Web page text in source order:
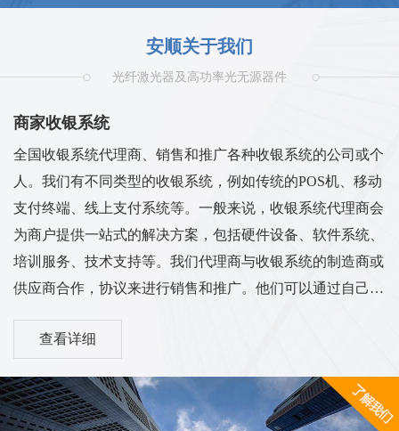
安顺关于我们
光纤激光器及高功率光无源器件
商家收银系统
全国收银系统代理商、销售和推广各种收银系统的公司或个
人。我们有不同类型的收银系统，例如传统的POS机、移动
支付终端、线上支付系统等。一般来说，收银系统代理商会
为商户提供一站式的解决方案，包括硬件设备、软件系统、
培训服务、技术支持等。我们代理商与收银系统的制造商或
供应商合作，协议来进行销售和推广。他们可以通过自己的
实现销售和服务的业务目标。我们的工作范围和服务内容可
他们需要与客户进行沟通，了解客户的需求，并为他们提供
适合的收银系统解决方案。同时，代理商也需与收银系统供
查看详细